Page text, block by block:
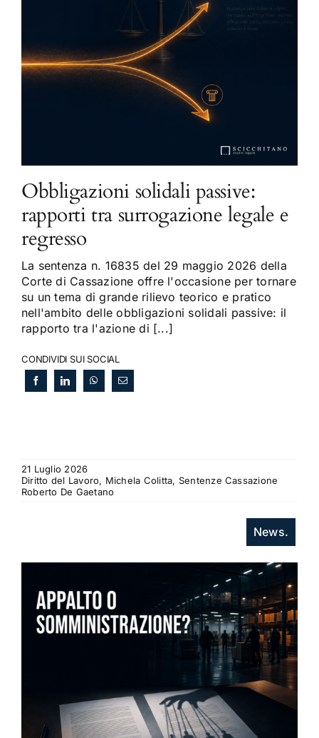
Obbligazioni solidali passive:
rapporti tra surrogazione legale e
regresso
La sentenza n. 16835 del 29 maggio 2026 della
Corte di Cassazione offre l'occasione per tornare
su un tema di grande rilievo teorico e pratico
nell'ambito delle obbligazioni solidali passive: il
rapporto tra l'azione di [...]
CONDIVIDI SUI SOCIAL
21 Luglio 2026
Diritto del Lavoro, Michela Colitta, Sentenze Cassazione
Roberto De Gaetano
News.